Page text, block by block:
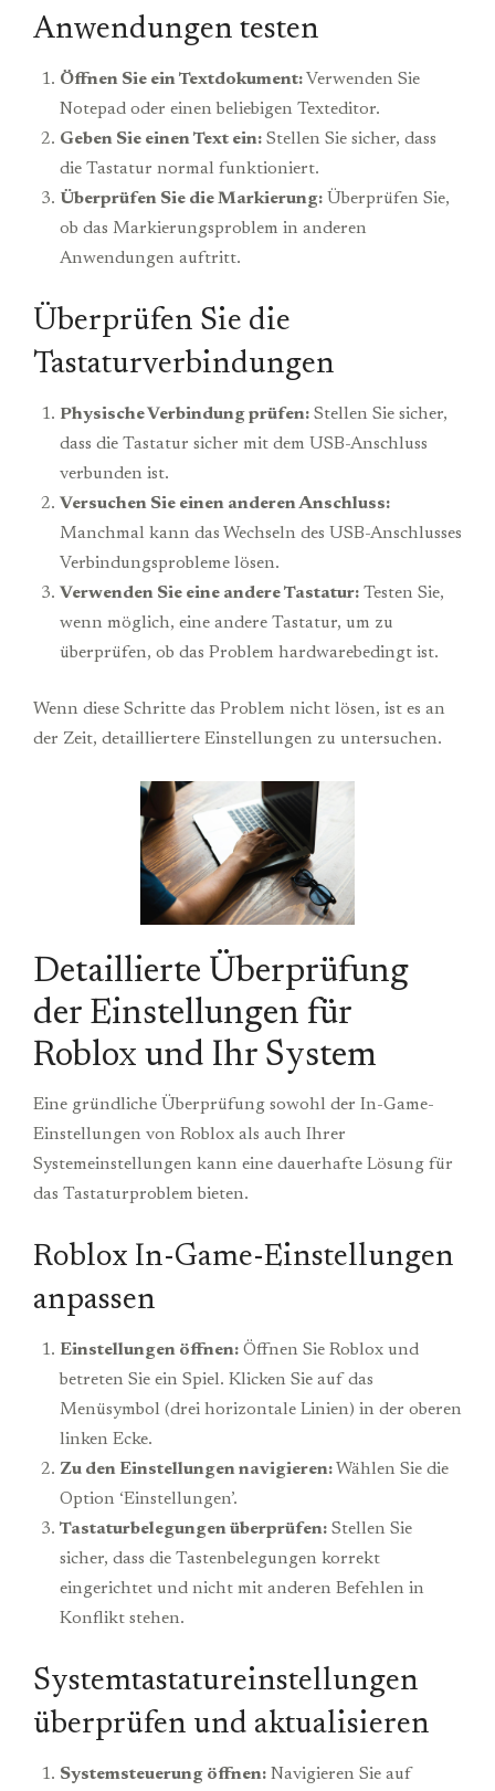
Anwendungen testen
Öffnen Sie ein Textdokument: Verwenden Sie
Notepad oder einen beliebigen Texteditor.
Geben Sie einen Text ein: Stellen Sie sicher, dass
die Tastatur normal funktioniert.
Überprüfen Sie die Markierung: Überprüfen Sie,
ob das Markierungsproblem in anderen
Anwendungen auftritt.
Überprüfen Sie die
Tastaturverbindungen
Physische Verbindung prüfen: Stellen Sie sicher,
dass die Tastatur sicher mit dem USB-Anschluss
verbunden ist.
Versuchen Sie einen anderen Anschluss:
Manchmal kann das Wechseln des USB-Anschlusses
Verbindungsprobleme lösen.
Verwenden Sie eine andere Tastatur: Testen Sie,
wenn möglich, eine andere Tastatur, um zu
überprüfen, ob das Problem hardwarebedingt ist.
Wenn diese Schritte das Problem nicht lösen, ist es an
der Zeit, detailliertere Einstellungen zu untersuchen.
Detaillierte Überprüfung
der Einstellungen für
Roblox und Ihr System
Eine gründliche Überprüfung sowohl der In-Game-
Einstellungen von Roblox als auch Ihrer
Systemeinstellungen kann eine dauerhafte Lösung für
das Tastaturproblem bieten.
Roblox In-Game-Einstellungen
anpassen
Einstellungen öffnen: Öffnen Sie Roblox und
betreten Sie ein Spiel. Klicken Sie auf das
Menüsymbol (drei horizontale Linien) in der oberen
linken Ecke.
Zu den Einstellungen navigieren: Wählen Sie die
Option ‘Einstellungen’.
Tastaturbelegungen überprüfen: Stellen Sie
sicher, dass die Tastenbelegungen korrekt
eingerichtet und nicht mit anderen Befehlen in
Konflikt stehen.
Systemtastatureinstellungen
überprüfen und aktualisieren
Systemsteuerung öffnen: Navigieren Sie auf